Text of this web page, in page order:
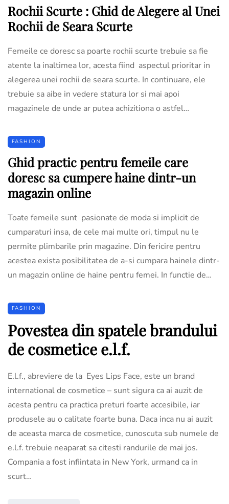
Rochii Scurte : Ghid de Alegere al Unei
Rochii de Seara Scurte
Femeile ce doresc sa poarte rochii scurte trebuie sa fie
atente la inaltimea lor, acesta fiind aspectul prioritar in
alegerea unei rochii de seara scurte. In continuare, ele
trebuie sa aibe in vedere statura lor si mai apoi
magazinele de unde ar putea achizitiona o astfel…
FASHION
Ghid practic pentru femeile care
doresc sa cumpere haine dintr-un
magazin online
Toate femeile sunt pasionate de moda si implicit de
cumparaturi insa, de cele mai multe ori, timpul nu le
permite plimbarile prin magazine. Din fericire pentru
acestea exista posibilitatea de a-si cumpara hainele dintr-
un magazin online de haine pentru femei. In functie de…
FASHION
Povestea din spatele brandului
de cosmetice e.l.f.
E.l.f., abreviere de la Eyes Lips Face, este un brand
international de cosmetice – sunt sigura ca ai auzit de
acesta pentru ca practica preturi foarte accesibile, iar
produsele au o calitate foarte buna. Daca inca nu ai auzit
de aceasta marca de cosmetice, cunoscuta sub numele de
e.l.f. trebuie neaparat sa citesti randurile de mai jos.
Compania a fost infiintata in New York, urmand ca in
scurt…